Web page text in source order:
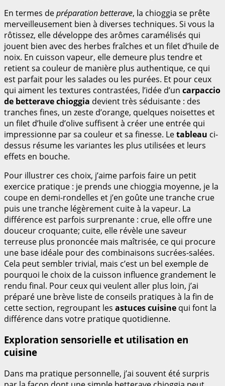
En termes depréparation betterave, la chioggia se prête
merveilleusement bien à diverses techniques. Si vous la
rôtissez, elle développe des arômes caramélisés qui
jouent bien avec des herbes fraîches et un filet d’huile de
noix. En cuisson vapeur, elle demeure plus tendre et
retient sa couleur de manière plus authen­tique, ce qui
est parfait pour les salades ou les purées. Et pour ceux
qui aiment les textures contrastées, l’idée d’un carpaccio
de betterave chioggia devient très séduisante : des
tranches fines, un zeste d’orange, quelques noisettes et
un filet d’huile d’olive suffisent à créer une entrée qui
impressionne par sa couleur et sa finesse. Letableau ci-
dessus résume les variantes les plus utilisées et leurs
effets en bouche.
Pour illustrer ces choix, j’aime parfois faire un petit
exercice pratique : je prends une chioggia moyenne, je la
coupe en demi-rondelles et j’en goûte une tranche crue
puis une tranche légèrement cuite à la vapeur. La
différence est parfois surprenante : crue, elle offre une
douceur croquante; cuite, elle révèle une saveur
terreuse plus prononcée mais maîtrisée, ce qui procure
une base idéale pour des combinaisons sucrées-salées.
Cela peut sembler trivial, mais c’est un bel exemple de
pourquoi le choix de la cuisson influence grandement le
rendu final. Pour ceux qui veulent aller plus loin, j’ai
préparé une brève liste de conseils pratiques à la fin de
cette section, regroupant les astuces cuisine qui font la
différence dans votre pratique quotidienne.
Exploration sensorielle et utilisation en
cuisine
Dans ma pratique personnelle, j’ai souvent été surpris